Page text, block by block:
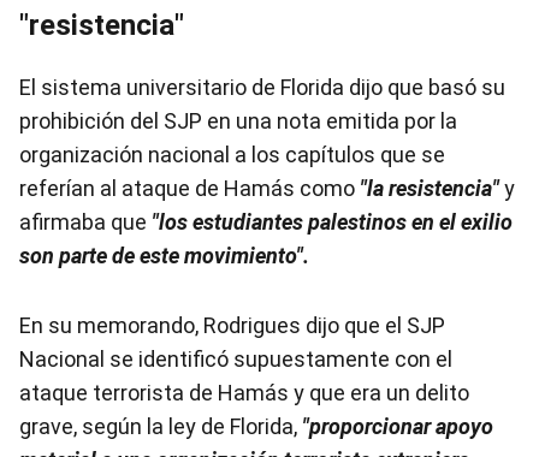
"resistencia"
El sistema universitario de Florida dijo que basó su
prohibición del SJP en una nota emitida por la
organización nacional a los capítulos que se
referían al ataque de Hamás como "la resistencia"y
afirmaba que "los estudiantes palestinos en el exilio
son parte de este movimiento".
En su memorando, Rodrigues dijo que el SJP
Nacional se identificó supuestamente con el
ataque terrorista de Hamás y que era un delito
grave, según la ley de Florida, "proporcionar apoyo